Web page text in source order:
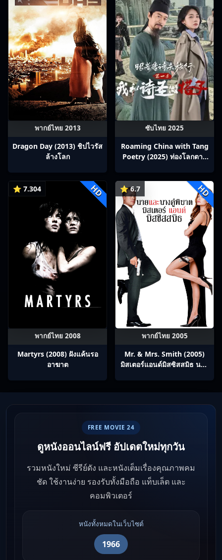
พากย์ไทย 2013
Dragon Day (2013) ชิปไวรัส
ล้างโลก
ซับไทย 2025
Roaming China with Tang
Poetry (2025) ท่องโลกตาม
⭐ 7.304 HD
พากย์ไทย 2008
Martyrs (2008) ฝังแค้นรอ
อาฆาต
⭐ 6.7 HD
พากย์ไทย 2005
Mr. & Mrs. Smith (2005)
มิสเตอร์แอนด์มิสซิสสมิธ นาย
FREE MOVIE 24
ดูหนังออนไลน์ฟรี อัปเดตใหม่ทุกวัน
รวมหนังใหม่ ซีรีย์ดัง และหนังเต็มเรื่องคุณภาพคม
ชัด ใช้งานง่าย รองรับทั้งมือถือ แท็บเล็ต และ
คอมพิวเตอร์
หนังทั้งหมดในเว็บไซต์
1966